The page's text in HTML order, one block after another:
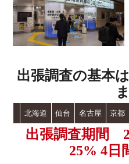
出張調査の基本
北海道 仙台 名古屋 京都
出張調査期間
25% 4日